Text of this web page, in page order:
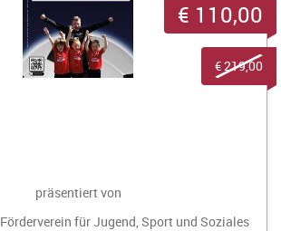
präsentiert von
Förderverein für Jugend, Sport und Soziales
€ 110,00
€ 219,00